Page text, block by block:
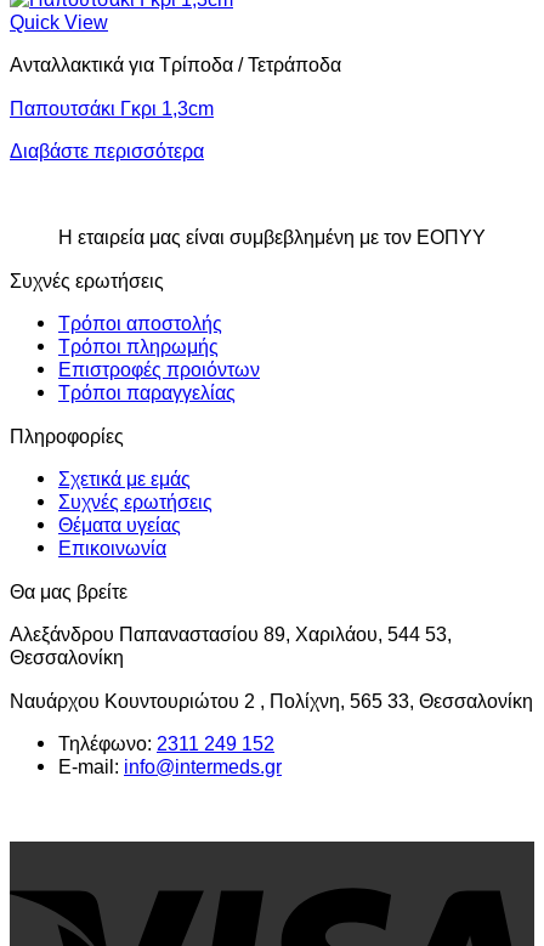
Quick View
Ανταλλακτικά για Τρίποδα / Τετράποδα
Παπουτσάκι Γκρι 1,3cm
Διαβάστε περισσότερα
Η εταιρεία μας είναι συμβεβλημένη με τον ΕΟΠΥΥ
Συχνές ερωτήσεις
Τρόποι αποστολής
Τρόποι πληρωμής
Επιστροφές προιόντων
Τρόποι παραγγελίας
Πληροφορίες
Σχετικά με εμάς
Συχνές ερωτήσεις
Θέματα υγείας
Επικοινωνία
Θα μας βρείτε
Αλεξάνδρου Παπαναστασίου 89, Χαριλάου, 544 53,
Θεσσαλονίκη
Ναυάρχου Κουντουριώτου 2 , Πολίχνη, 565 33, Θεσσαλονίκη
Τηλέφωνο: 2311 249 152
E-mail: info@intermeds.gr